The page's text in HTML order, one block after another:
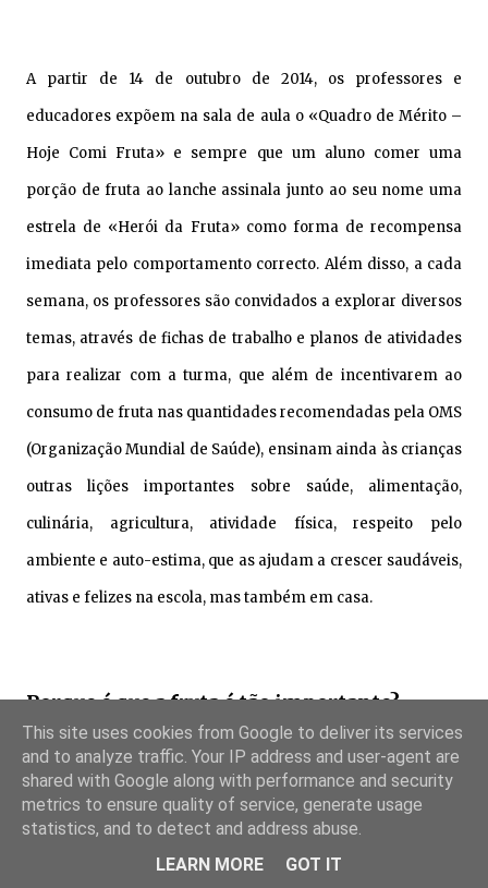
A partir de 14 de outubro de 2014, os professores e
educadores expõem na sala de aula o «Quadro de Mérito –
Hoje Comi Fruta» e sempre que um aluno comer uma
porção de fruta ao lanche assinala junto ao seu nome uma
estrela de «Herói da Fruta» como forma de recompensa
imediata pelo comportamento correcto. Além disso, a cada
semana, os professores são convidados a explorar diversos
temas, através de fichas de trabalho e planos de atividades
para realizar com a turma, que além de incentivarem ao
consumo de fruta nas quantidades recomendadas pela OMS
(Organização Mundial de Saúde), ensinam ainda às crianças
outras lições importantes sobre saúde, alimentação,
culinária, agricultura, atividade física, respeito pelo
ambiente e auto-estima, que as ajudam a crescer saudáveis,
ativas e felizes na escola, mas também em casa.
Porque é que a fruta é tão importante?
Um pouco por todo o mundo, as crianças estão cada vez
This site uses cookies from Google to deliver its services
and to analyze traffic. Your IP address and user-agent are
shared with Google along with performance and security
metrics to ensure quality of service, generate usage
statistics, and to detect and address abuse.
LEARN MORE
GOT IT